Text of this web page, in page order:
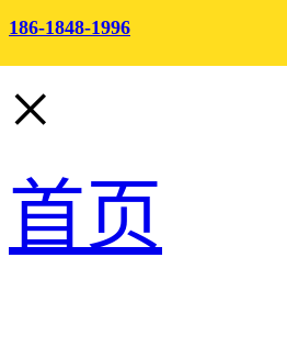
186-1848-1996
×
首页